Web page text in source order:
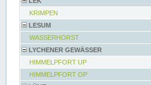
KRIMPEN
LESUM
WASSERHORST
LYCHENER GEWÄSSER
HIMMELPFORT UP
HIMMELPFORT OP